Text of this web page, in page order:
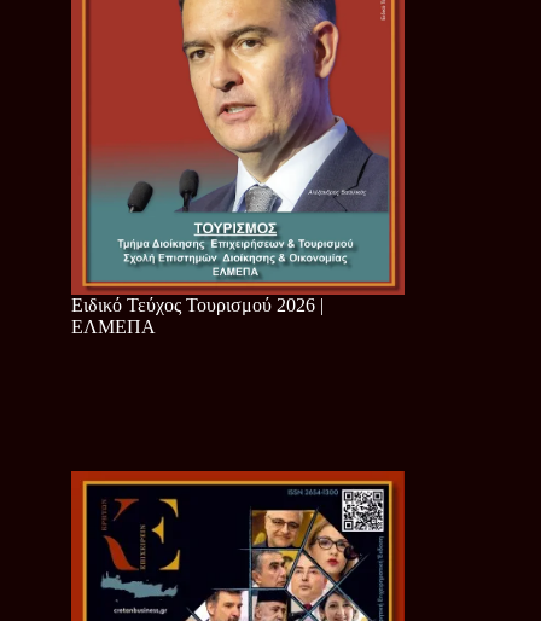
Ειδικό Τεύχος Τουρισμού 2026 |
ΕΛΜΕΠΑ